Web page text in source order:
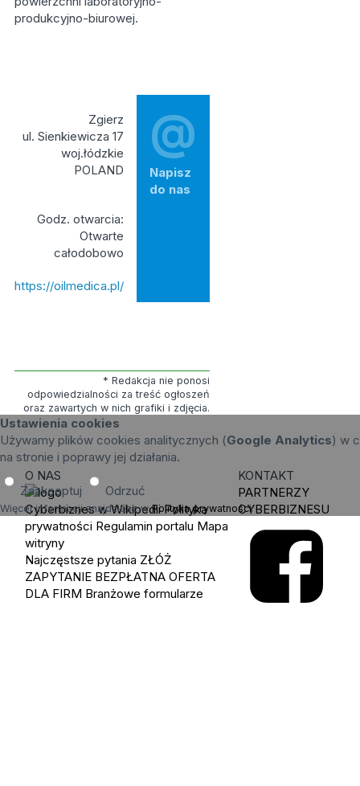
produkcyjno-biurowej.
Zgierz
ul. Sienkiewicza 17
woj.łódzkie
POLAND
Godz. otwarcia:
Otwarte
całodobowo
https://oilmedica.pl/
@
Napisz
do nas
* Redakcja nie ponosi
odpowiedzialności za treść ogłoszeń
oraz zawartych w nich grafiki i zdjęcia.
Ustawienia cookies
Używamy plików cookies analitycznych (Google Analytics) w
na stronie i poprawy jej działania.
Zaakceptuj Odrzuć
Więcej informacji znajdziesz wPolityka prywatności.
O NAS
Cyberbiznes w Wikipedii Polityka
prywatności Regulamin portalu Mapa
witryny
Najczęstsze pytania ZŁÓŻ
ZAPYTANIE BEZPŁATNA OFERTA
DLA FIRM Branżowe formularze
KONTAKT
PARTNERZY
CYBERBIZNESU